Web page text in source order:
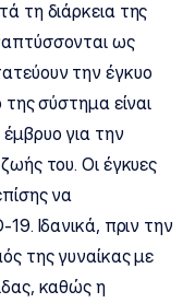
τη διάρκεια της
ως
την έγκυο
σύστημα είναι
για την
του. Οι έγκυες
να
Ιδανικά, πριν την
της γυναίκας με
καθώς η